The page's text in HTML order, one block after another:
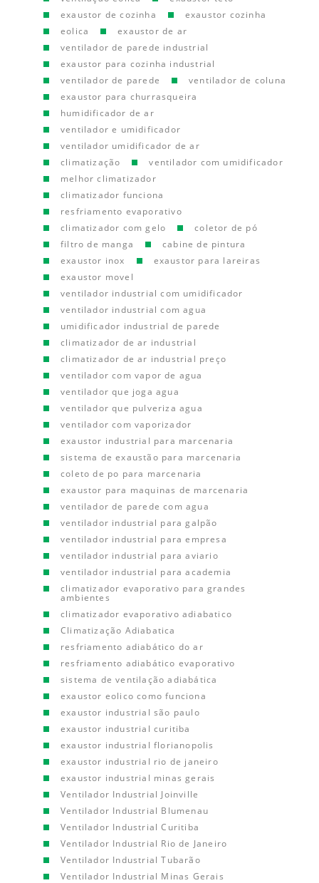
exaustor de cozinha
exaustor cozinha
eolica
exaustor de ar
ventilador de parede industrial
exaustor para cozinha industrial
ventilador de parede
ventilador de coluna
exaustor para churrasqueira
humidificador de ar
ventilador e umidificador
ventilador umidificador de ar
climatização
ventilador com umidificador
melhor climatizador
climatizador funciona
resfriamento evaporativo
climatizador com gelo
coletor de pó
filtro de manga
cabine de pintura
exaustor inox
exaustor para lareiras
exaustor movel
ventilador industrial com umidificador
ventilador industrial com agua
umidificador industrial de parede
climatizador de ar industrial
climatizador de ar industrial preço
ventilador com vapor de agua
ventilador que joga agua
ventilador que pulveriza agua
ventilador com vaporizador
exaustor industrial para marcenaria
sistema de exaustão para marcenaria
coleto de po para marcenaria
exaustor para maquinas de marcenaria
ventilador de parede com agua
ventilador industrial para galpão
ventilador industrial para empresa
ventilador industrial para aviario
ventilador industrial para academia
climatizador evaporativo para grandes
ambientes
climatizador evaporativo adiabatico
Climatização Adiabatica
resfriamento adiabático do ar
resfriamento adiabático evaporativo
sistema de ventilação adiabática
exaustor eolico como funciona
exaustor industrial são paulo
exaustor industrial curitiba
exaustor industrial florianopolis
exaustor industrial rio de janeiro
exaustor industrial minas gerais
Ventilador Industrial Joinville
Ventilador Industrial Blumenau
Ventilador Industrial Curitiba
Ventilador Industrial Rio de Janeiro
Ventilador Industrial Tubarão
Ventilador Industrial Minas Gerais